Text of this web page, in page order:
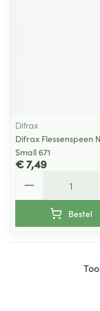
Difrax
Difrax Flessenspeen
Small 671
€ 7,49
Bestel